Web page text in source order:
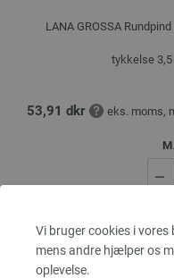
Vi bruger cookies i
mens andre hjælper os
oplevelse.
LANA GROSSA
tykkelse
53,91 dkr eks. moms,
I